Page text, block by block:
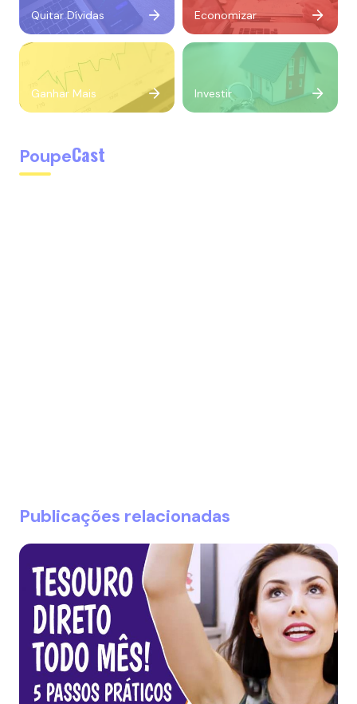
Quitar Dívidas Economizar
Ganhar Mais Investir
PoupeCast
Publicações relacionadas